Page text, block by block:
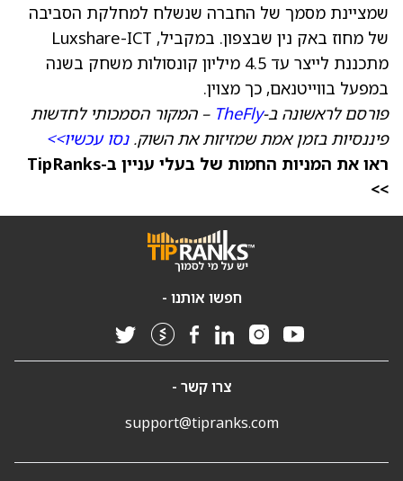
שמציינת מסמך של החברה שנשלח למחלקת הסביבה
של מחוז באק נין שבצפון. במקביל, Luxshare-ICT
מתכננת לייצר עד 4.5 מיליון קונסולות משחק בשנה
במפעל בווייטנאם, כך מצוין.
פורסם לראשונה ב-TheFly – המקור הסמכותי לחדשות
פיננסיות בזמן אמת שמזיזות את השוק.נסו עכשיו>>
ראו את המניות החמות של בעלי עניין ב-TipRanks
>>
חפשו אותנו -
צרו קשר -
support@tipranks.com